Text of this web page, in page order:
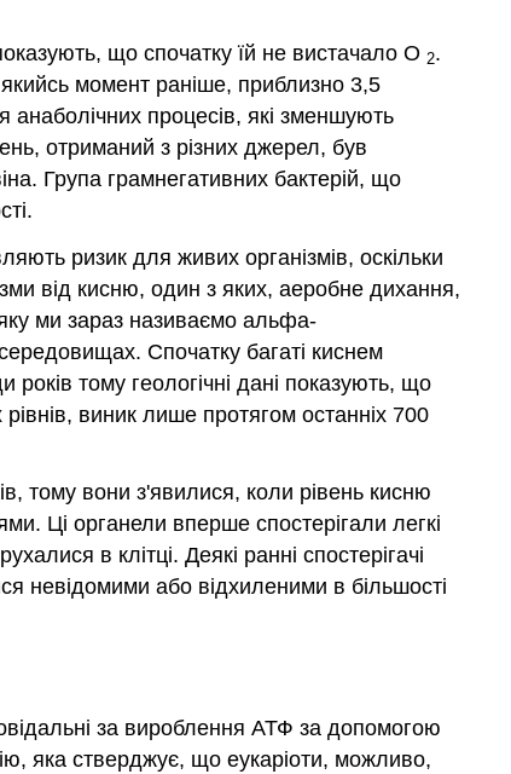
що спочатку їй не вистачало O 2.
момент раніше, приблизно 3,5
анаболічних процесів, які зменшують
отриманий з різних джерел, був
Група грамнегативних бактерій, що
ризик для живих організмів, оскільки
від кисню, один з яких, аеробне дихання,
яку ми зараз називаємо альфа-
Спочатку багаті киснем
тому геологічні дані показують, що
виник лише протягом останніх 700
тому вони з'явилися, коли рівень кисню
Ці органели вперше спостерігали легкі
в клітці. Деякі ранні спостерігачі
невідомими або відхиленими в більшості
за вироблення АТФ за допомогою
, яка стверджує, що еукаріоти, можливо,